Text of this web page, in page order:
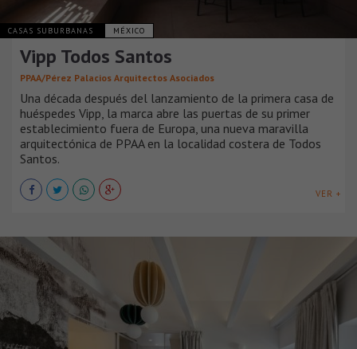
CASAS SUBURBANAS MÉXICO
Vipp Todos Santos
PPAA/Pérez Palacios Arquitectos Asociados
Una década después del lanzamiento de la primera casa de
huéspedes Vipp, la marca abre las puertas de su primer
establecimiento fuera de Europa, una nueva maravilla
arquitectónica de PPAA en la localidad costera de Todos
Santos.
VER +